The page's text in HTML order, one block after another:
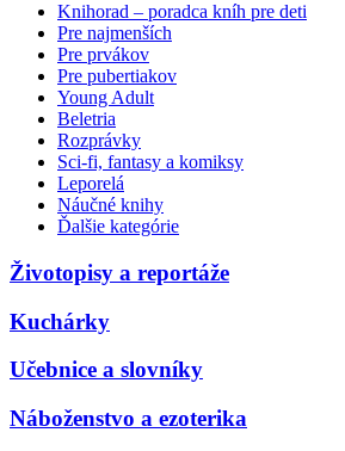
Knihorad – poradca kníh pre deti
Pre najmenších
Pre prvákov
Pre pubertiakov
Young Adult
Beletria
Rozprávky
Sci-fi, fantasy a komiksy
Leporelá
Náučné knihy
Ďalšie kategórie
Životopisy a reportáže
Kuchárky
Učebnice a slovníky
Náboženstvo a ezoterika